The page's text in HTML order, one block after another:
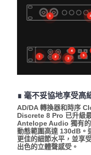
∎ 毫不妥協地享受高
AD/DA 轉換器和時序
Discrete 8 Pro 已升級
Antelope Audio 獨有
動態範圍高達 130dB。
更佳的細節水平，並享
出色的立體聲感受。